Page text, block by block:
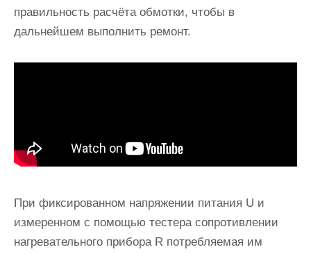
правильность расчёта обмотки, чтобы в
дальнейшем выполнить ремонт.
При фиксированном напряжении питания U и
измеренном с помощью тестера сопротивлении
нагревательного прибора R потребляемая им